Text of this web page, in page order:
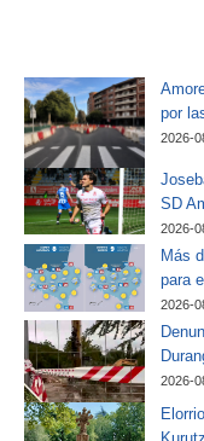
por
2026-
SD
2026-
Más
para
2026-
2026-